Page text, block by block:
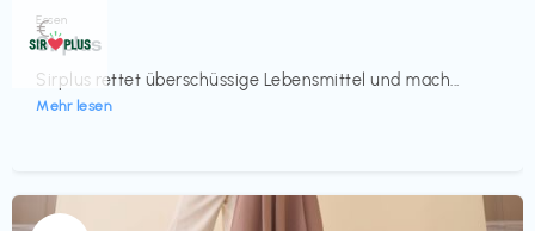
Essen
Sirplus
Sirplus rettet überschüssige Lebensmittel und mach...
Mehr lesen
€‎